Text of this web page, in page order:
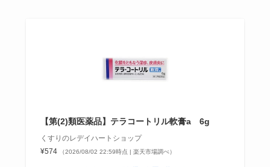
【第(2)類医薬品】テラコートリル軟膏a 6g
くすりのレデイハートショップ
¥574
（2026/08/02 22:59時点 | 楽天市場調べ）